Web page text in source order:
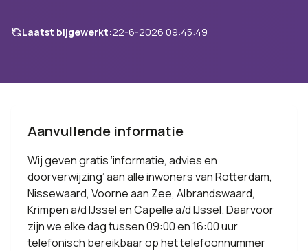
Laatst bijgewerkt:22-6-2026 09:45:49
Aanvullende informatie
Wij geven gratis ‘informatie, advies en
doorverwijzing’ aan alle inwoners van Rotterdam,
Nissewaard, Voorne aan Zee, Albrandswaard,
Krimpen a/d IJssel en Capelle a/d IJssel. Daarvoor
zijn we elke dag tussen 09:00 en 16:00 uur
telefonisch bereikbaar op het telefoonnummer